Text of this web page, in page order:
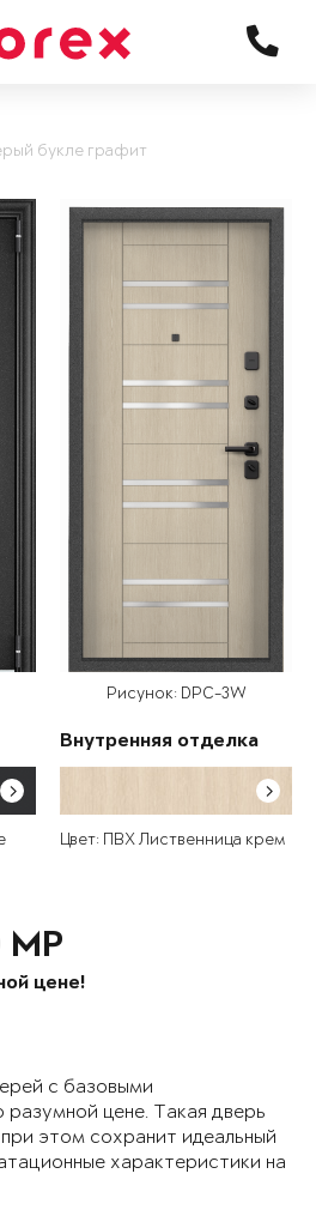
букле графит
Рисунок: DPC-3W
Внутренняя отделка
Цвет: ПВХ Лиственница крем
MP
цене!
с базовыми
разумной цене. Такая дверь
этом сохранит идеальный
характеристики на